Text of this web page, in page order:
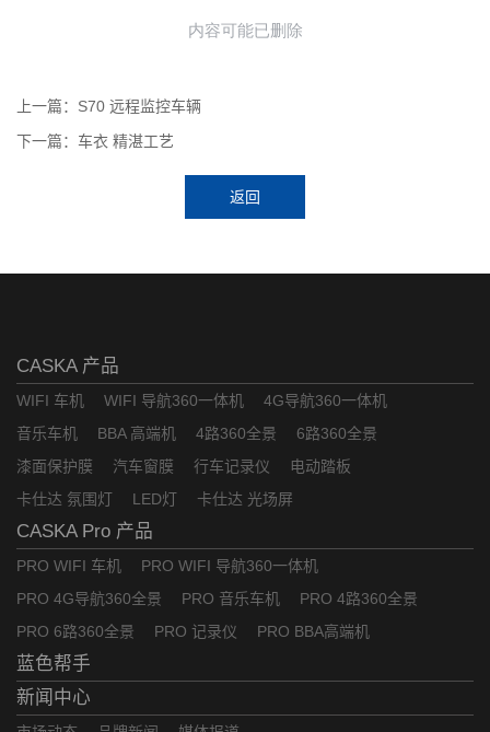
上一篇：S70 远程监控车辆
下一篇：车衣 精湛工艺
返回
CASKA 产品
WIFI 车机 WIFI 导航360一体机
4G导航360一体机
音乐车机
BBA 高端机 4路360全景
6路360全景
漆面保护膜
汽车窗膜 行车记录仪
电动踏板
卡仕达 氛围灯
LED灯 卡仕达 光场屏
CASKA Pro 产品
PRO WIFI 车机
PRO WIFI 导航360一体机
PRO 4G导航360全景
PRO 音乐车机
PRO 4路360全景
PRO 6路360全景
PRO 记录仪 PRO BBA高端机
蓝色帮手
新闻中心